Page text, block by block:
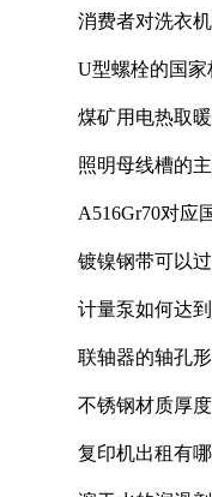
消费者对洗衣
U型螺栓的国家
煤矿用电热取
照明母线槽的
A516Gr70对应
镀镍钢带可以
计量泵如何达
联轴器的轴孔
不锈钢材质厚
复印机出租有